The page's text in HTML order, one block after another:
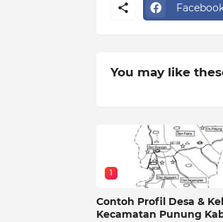
You may like
1
Contoh Profil Desa &
Kecamatan Punung